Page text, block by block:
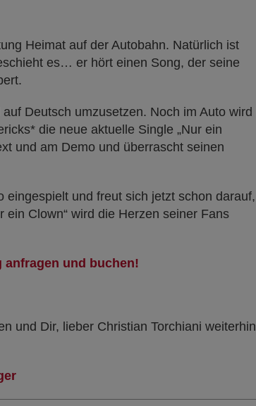
Heimat auf der Autobahn. Natürlich ist
es… er hört einen Song, der seine
Deutsch umzusetzen. Noch im Auto wird
die neue aktuelle Single „Nur ein
und am Demo und überrascht seinen
eingespielt und freut sich jetzt schon darauf,
Clown“ wird die Herzen seiner Fans
anfragen und buchen!
und Dir, lieber Christian Torchiani weiterhin